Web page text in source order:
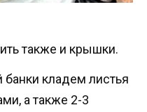
также и крышки.
кладем листья
а также 2-3